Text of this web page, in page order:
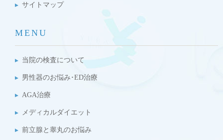
サイトマップ
MENU
当院の検査について
男性器のお悩み･ED治療
AGA治療
メディカルダイエット
前立腺と睾丸のお悩み